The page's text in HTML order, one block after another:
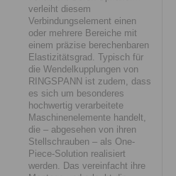
verleiht diesem
Verbindungselement einen
oder mehrere Bereiche mit
einem präzise berechenbaren
Elastizitätsgrad. Typisch für
die Wendelkupplungen von
RINGSPANN ist zudem, dass
es sich um besonderes
hochwertig verarbeitete
Maschinenelemente handelt,
die – abgesehen von ihren
Stellschrauben – als One-
Piece-Solution realisiert
werden. Das vereinfacht ihre